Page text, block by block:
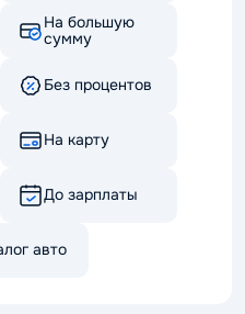
На большую
сумму
Без процентов
На карту
До зарплаты
авто